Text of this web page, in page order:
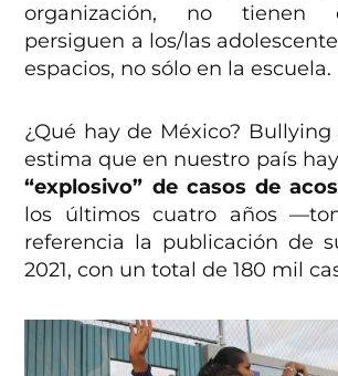
organización, no tienen
persiguen a los/las
espacios, no sólo en la escuela.
¿Qué hay de México? Bullying
estima que en nuestro país
“explosivo” de casos de
los últimos cuatro años
referencia la publicación de
2021, con un total de 180 mil